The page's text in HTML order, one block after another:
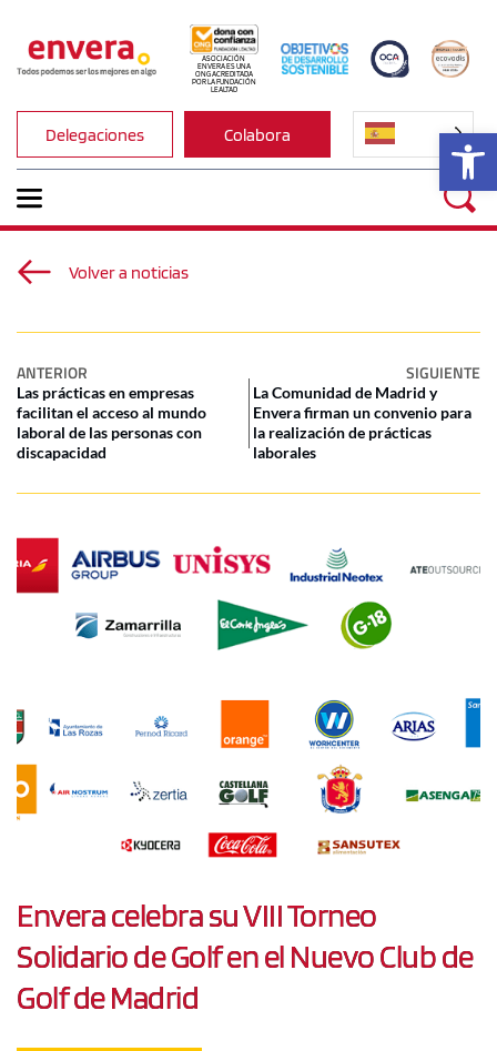
ASOCIACIÓN
ENVERA ES UNA
ONG ACREDITADA
POR LA FUNDACIÓN
LEALTAD
Delegaciones Colabora
Volver a noticias
ANTERIOR SIGUIENTE
Las prácticas en empresas
facilitan el acceso al mundo
laboral de las personas con
discapacidad
La Comunidad de Madrid y
Envera firman un convenio para
la realización de prácticas
laborales
Envera celebra su VIII Torneo
Solidario de Golf en el Nuevo Club de
Golf de Madrid